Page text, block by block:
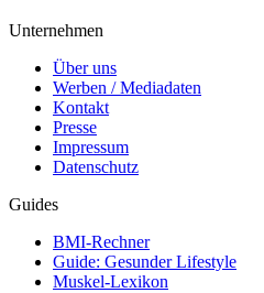
Unternehmen
Über uns
Werben / Mediadaten
Kontakt
Presse
Impressum
Datenschutz
Guides
BMI-Rechner
Guide: Gesunder Lifestyle
Muskel-Lexikon